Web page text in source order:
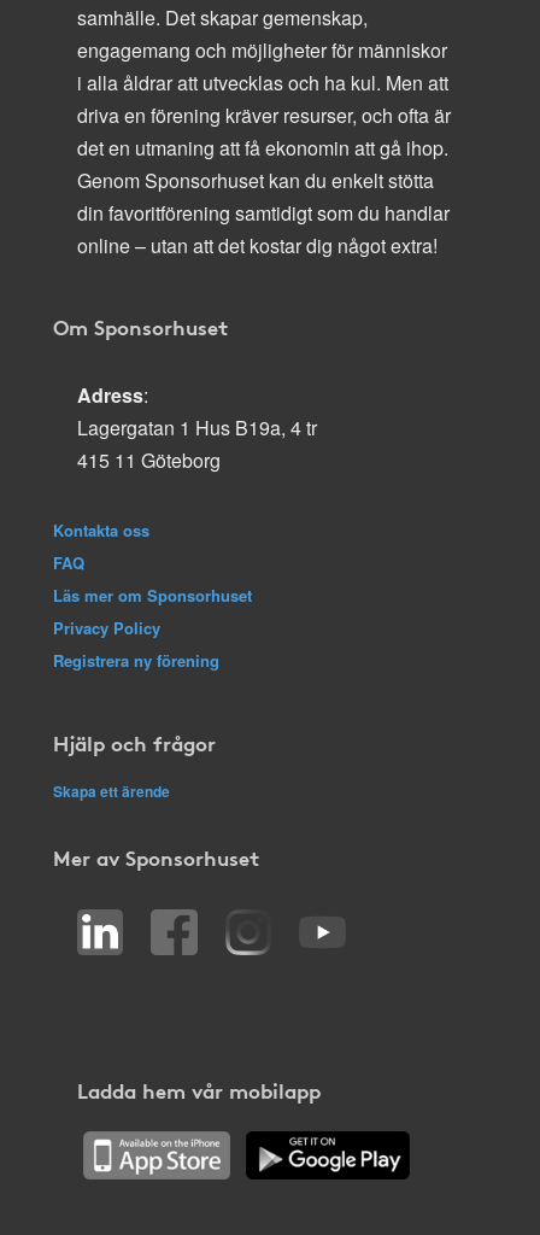
samhälle. Det skapar gemenskap,
engagemang och möjligheter för människor
i alla åldrar att utvecklas och ha kul. Men att
driva en förening kräver resurser, och ofta är
det en utmaning att få ekonomin att gå ihop.
Genom Sponsorhuset kan du enkelt stötta
din favoritförening samtidigt som du handlar
online – utan att det kostar dig något extra!
Om Sponsorhuset
Adress:
Lagergatan 1 Hus B19a, 4 tr
415 11 Göteborg
Kontakta oss
FAQ
Läs mer om Sponsorhuset
Privacy Policy
Registrera ny förening
Hjälp och frågor
Skapa ett ärende
Mer av Sponsorhuset
Ladda hem vår mobilapp